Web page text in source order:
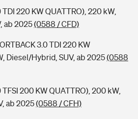
220 KW QUATTRO), 220 kW,
ab 2025(0588 / CFD)
3.0 TDI 220 KW
Diesel/Hybrid, SUV, ab 2025(0588
200 KW QUATTRO), 200 kW,
ab 2025(0588 / CFH)